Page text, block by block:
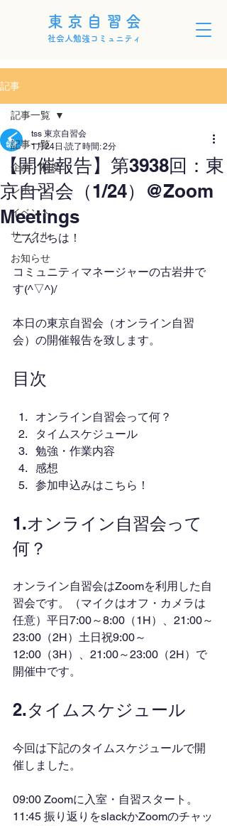
東京自習会
社会人勉強コミュニティ
記事
記事一覧
企画・制度
レポート
イベント
サークル
お知らせ
記事一覧
【開催報告】第3938回：東
京自習会（1/24）@Zoom
Meetings
tss 東京自習会
1月24日 読了時間: 2分
こんにちは！
コミュニティマネージャーの古岩井で
す(^▽^)/
本日の東京自習会（オンライン自習
会）の開催報告を致します。
目次
オンライン自習会って何？
タイムスケジュール
勉強・作業内容
感想
参加申込みはこちら！
1.オンライン自習会って
何？
オンライン自習会はZoomを利用した自
習会です。（マイクはオフ・カメラは
任意）平日7:00～8:00（1H）、21:00～
23:00（2H）土日祝9:00～
12:00（3H）、21:00～23:00（2H）で
開催中です。
2.タイムスケジュール
今回は下記のタイムスケジュールで開
催しました。
09:00 Zoomに入室・自習スタート。
11:45 振り返りをslackかZoomのチャッ